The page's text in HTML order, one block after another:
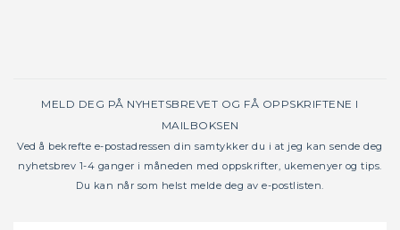
MELD DEG PÅ NYHETSBREVET OG FÅ OPPSKRIFTENE I
MAILBOKSEN
Ved å bekrefte e-postadressen din samtykker du i at jeg kan sende deg
nyhetsbrev 1-4 ganger i måneden med oppskrifter, ukemenyer og tips.
Du kan når som helst melde deg av e-postlisten.